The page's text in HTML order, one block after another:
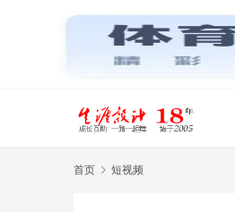
首页 短视频